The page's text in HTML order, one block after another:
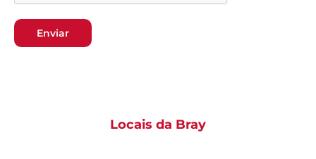
Enviar
Locais da Bray